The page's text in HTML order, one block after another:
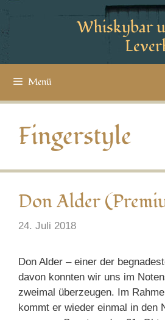
Whiskybar
Menü
Fingerstyle
Don Alder
24. Juli 2018
Don Alder – einer der
davon konnten wir uns im
zweimal überzeugen. Im
kommt er wieder einmal in den